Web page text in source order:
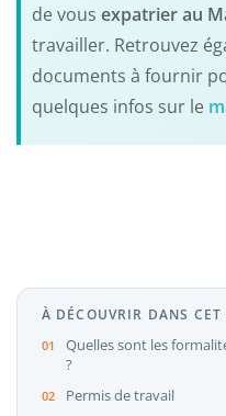
de vous expatrier au
travailler. Retrouvez
documents à fournir
quelques infos sur le
À DÉCOUVRIR DANS CET
Quelles sont les
?
Permis de travail